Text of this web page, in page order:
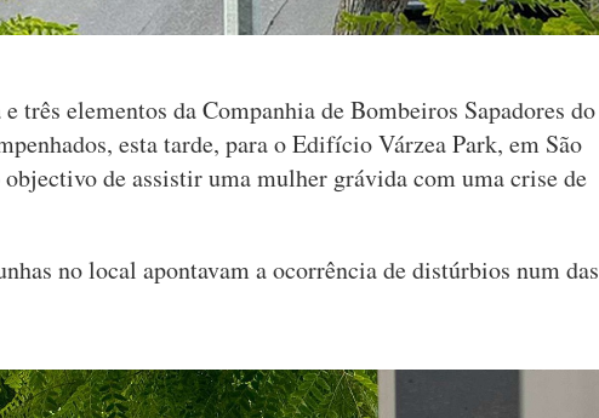
três elementos da Companhia de Bombeiros Sapadores do
esta tarde, para o Edifício Várzea Park, em São
de assistir uma mulher grávida com uma crise de
no local apontavam a ocorrência de distúrbios num das